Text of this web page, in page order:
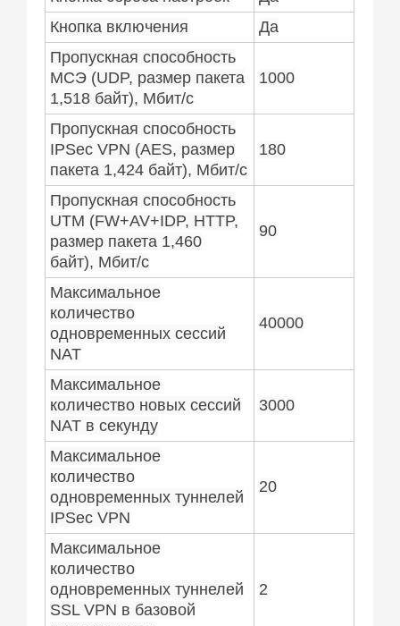
Кнопка включения
Да
Пропускная способность
МСЭ (UDP, размер пакета
1,518 байт), Мбит/с
1000
Пропускная способность
IPSec VPN (AES, размер
пакета 1,424 байт), Мбит/с
180
Пропускная способность
UTM (FW+AV+IDP, HTTP,
размер пакета 1,460
байт), Мбит/с
90
Максимальное
количество
одновременных сессий
NAT
40000
Максимальное
количество новых сессий
NAT в секунду
3000
Максимальное
количество
одновременных туннелей
IPSeс VPN
20
Максимальное
количество
одновременных туннелей
SSL VPN в базовой
2